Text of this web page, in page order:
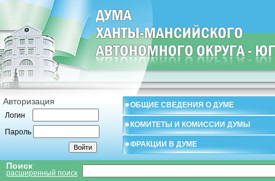
Авторизация
Логин
Пароль
ОБЩИЕ СВЕДЕНИЯ О ДУМЕ
КОМИТЕТЫ И КОМИССИИ ДУМЫ
ФРАКЦИИ В ДУМЕ
Поиск
расширенный поиск